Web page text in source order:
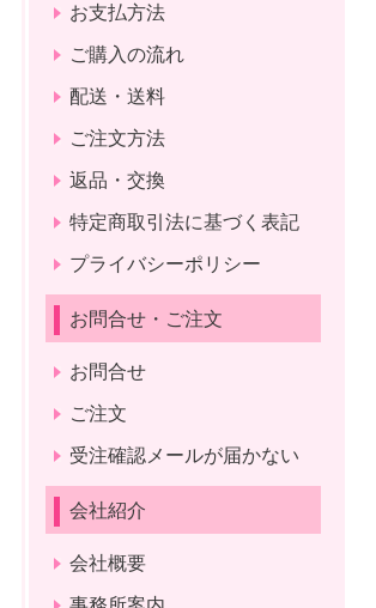
お支払方法
ご購入の流れ
配送・送料
ご注文方法
返品・交換
特定商取引法に基づく表記
プライバシーポリシー
お問合せ・ご注文
お問合せ
ご注文
受注確認メールが届かない
会社紹介
会社概要